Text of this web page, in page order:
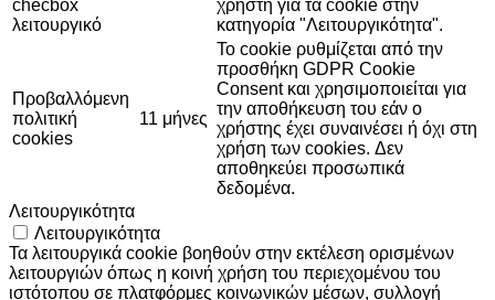
checbox
λειτουργικό
χρήστη για τα cookie στην
κατηγορία "Λειτουργικότητα".
Προβαλλόμενη
πολιτική
cookies
11 μήνες
Το cookie ρυθμίζεται από την
προσθήκη GDPR Cookie
Consent και χρησιμοποιείται για
την αποθήκευση του εάν ο
χρήστης έχει συναινέσει ή όχι στη
χρήση των cookies. Δεν
αποθηκεύει προσωπικά
δεδομένα.
Λειτουργικότητα
Λειτουργικότητα
Τα λειτουργικά cookie βοηθούν στην εκτέλεση ορισμένων
λειτουργιών όπως η κοινή χρήση του περιεχομένου του
ιστότοπου σε πλατφόρμες κοινωνικών μέσων, συλλογή